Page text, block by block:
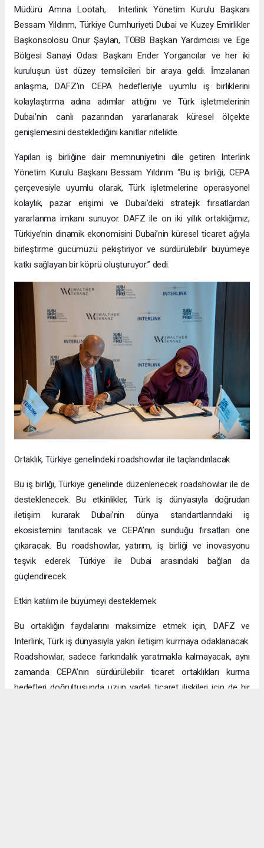
Müdürü Amna Lootah, Interlink Yönetim Kurulu Başkanı
Bessam Yıldırım, Türkiye Cumhuriyeti Dubai ve Kuzey Emirlikler
Başkonsolosu Onur Şaylan, TOBB Başkan Yardımcısı ve Ege
Bölgesi Sanayi Odası Başkanı Ender Yorgancılar ve her iki
kuruluşun üst düzey temsilcileri bir araya geldi. İmzalanan
anlaşma, DAFZ’ın CEPA hedefleriyle uyumlu iş birliklerini
kolaylaştırma adına adımlar attığını ve Türk işletmelerinin
Dubai’nin canlı pazarından yararlanarak küresel ölçekte
genişlemesini desteklediğini kanıtlar nitelikte.
Yapılan iş birliğine dair memnuniyetini dile getiren Interlink
Yönetim Kurulu Başkanı Bessam Yıldırım “Bu iş birliği, CEPA
çerçevesiyle uyumlu olarak, Türk işletmelerine operasyonel
kolaylık, pazar erişimi ve Dubai’deki stratejik fırsatlardan
yararlanma imkanı sunuyor. DAFZ ile on iki yıllık ortaklığımız,
Türkiye’nin dinamik ekonomisini Dubai’nin küresel ticaret ağıyla
birleştirme gücümüzü pekiştiriyor ve sürdürülebilir büyümeye
katkı sağlayan bir köprü oluşturuyor.” dedi.
Ortaklık, Türkiye genelindeki roadshowlar ile taçlandırılacak
Bu iş birliği, Türkiye genelinde düzenlenecek roadshowlar ile de
desteklenecek. Bu etkinlikler, Türk iş dünyasıyla doğrudan
iletişim kurarak Dubai’nin dünya standartlarındaki iş
ekosistemini tanıtacak ve CEPA’nın sunduğu fırsatları öne
çıkaracak. Bu roadshowlar, yatırım, iş birliği ve inovasyonu
teşvik ederek Türkiye ile Dubai arasındaki bağları da
güçlendirecek.
Etkin katılım ile büyümeyi desteklemek
Bu ortaklığın faydalarını maksimize etmek için, DAFZ ve
Interlink, Türk iş dünyasıyla yakın iletişim kurmaya odaklanacak.
Roadshowlar, sadece farkındalık yaratmakla kalmayacak, aynı
zamanda CEPA’nın sürdürülebilir ticaret ortaklıkları kurma
hedefleri doğrultusunda uzun vadeli ticaret ilişkileri için de bir